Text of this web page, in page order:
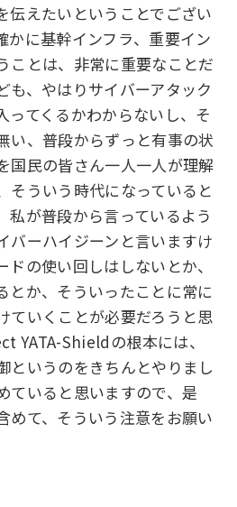
伝えたいということでござい
かに基幹インフラ、重要イン
ことは、非常に重要なことだ
も、やはりサイバーアタック
ってくるかわからないし、そ
い、普段からずっと有事の状
国民の皆さん一人一人が理解
そういう時代になっていると
私が普段から言っているよう
バーハイジーンと言いますけ
ドの使い回しはしないとか、
とか、そういったことに常に
ていくことが必要だろうと思
YATA-Shieldの根本には、
というのをきちんとやりまし
ていると思いますので、是
めて、そういう注意をお願い